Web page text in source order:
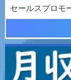
セールスプロ